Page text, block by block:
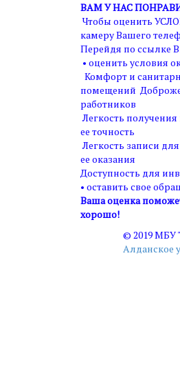
ВАМ У НАС
Чтобы оценить
камеру Вашего
Перейдя по ссылке
• оценить условия
Комфорт и
помещений
работников
Легкость
ее точность
Легкость записи
ее оказания
Доступность для
• оставить свое
Ваша оценка
хорошо!
© 2019
Алданское